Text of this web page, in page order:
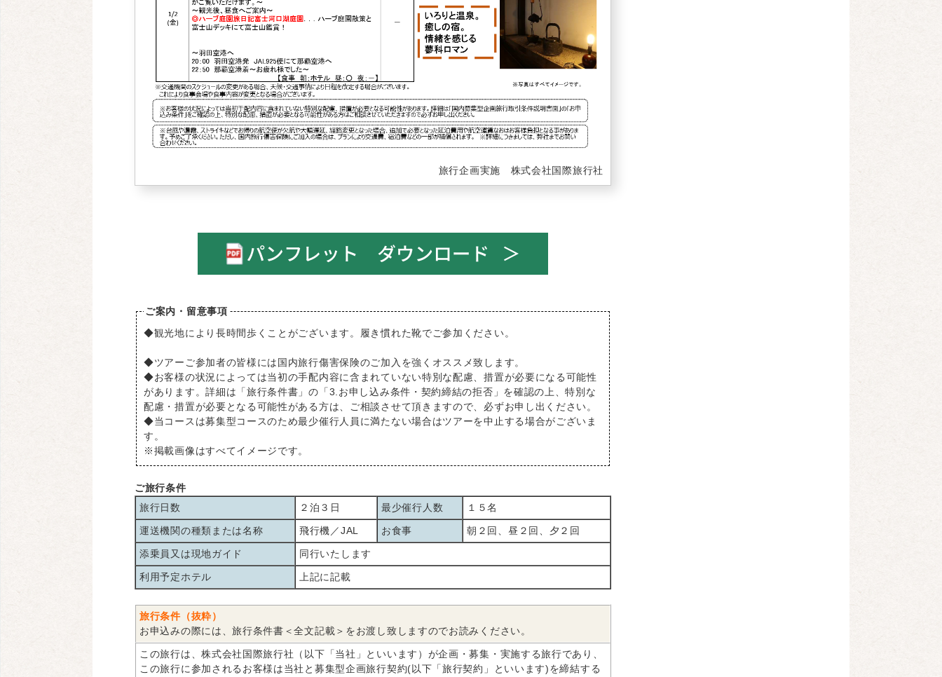
旅行企画実施 株式会社国際旅行社
ご案内・留意事項
◆観光地により長時間歩くことがございます。履き慣れた靴でご参加ください。
◆ツアーご参加者の皆様には国内旅行傷害保険のご加入を強くオススメ致します。
◆お客様の状況によっては当初の手配内容に含まれていない特別な配慮、措置が必要になる可能性
があります。詳細は「旅行条件書」の「3.お申し込み条件・契約締結の拒否」を確認の上、特別な
配慮・措置が必要となる可能性がある方は、ご相談させて頂きますので、必ずお申し出ください。
◆当コースは募集型コースのため最少催行人員に満たない場合はツアーを中止する場合がございま
す。
※掲載画像はすべてイメージです。
ご旅行条件
旅行日数
２泊３日 最少催行人数 １５名
運送機関の種類または名称 飛行機／JAL お食事 朝２回、昼２回、夕２回
添乗員又は現地ガイド 同行いたします
利用予定ホテル 上記に記載
旅行条件（抜粋）
お申込みの際には、旅行条件書＜全文記載＞をお渡し致しますのでお読みください。
この旅行は、株式会社国際旅行社（以下「当社」といいます）が企画・募集・実施する旅行であり、
この旅行に参加されるお客様は当社と募集型企画旅行契約(以下「旅行契約」といいます)を締結する